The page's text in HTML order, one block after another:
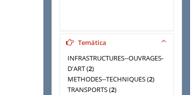
Temática
INFRASTRUCTURES--OUVRAGES-
D'ART(2)
METHODES--TECHNIQUES(2)
TRANSPORTS(2)